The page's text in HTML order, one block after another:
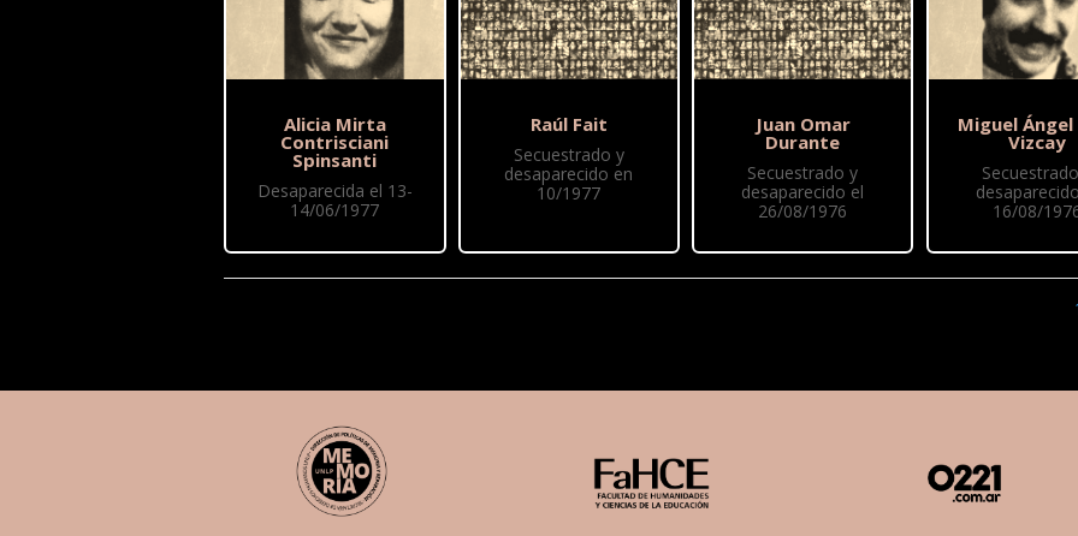
Alicia Mirta
Contrisciani
Spinsanti
Desaparecida el 13-
14/06/1977
Raúl Fait
Secuestrado y
desaparecido en
10/1977
Juan Omar
Durante
Secuestrado y
desaparecido el
26/08/1976
Miguel Ángel
Vizcay
16/08/